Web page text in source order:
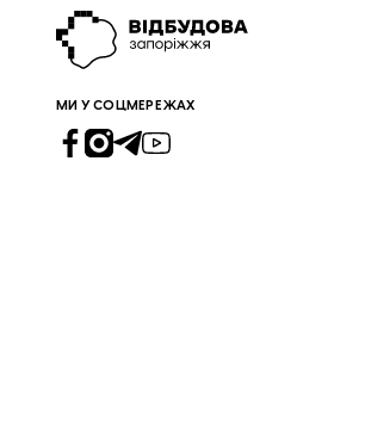
МИ У СОЦМЕРЕЖАХ